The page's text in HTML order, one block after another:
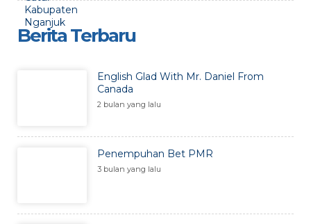
Berita Terbaru
English Glad With Mr. Daniel From
Canada
2 bulan yang lalu
Penempuhan Bet PMR
3 bulan yang lalu